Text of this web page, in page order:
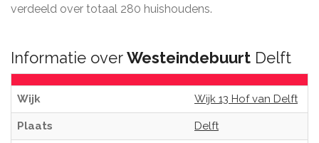
verdeeld over totaal 280 huishoudens.
Informatie overWesteindebuurt Delft
Wijk Wijk 13 Hof van Delft
Plaats Delft